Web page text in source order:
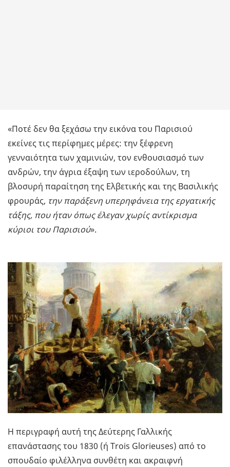
«Ποτέ δεν θα ξεχάσω την εικόνα του Παρισιού
εκείνες τις περίφημες μέρες: την ξέφρενη
γενναιότητα των χαμινιών, τον ενθουσιασμό των
ανδρών, την άγρια έξαψη των ιεροδούλων, τη
βλοσυρή παραίτηση της Ελβετικής και της Βασιλικής
φρουράς, την παράξενη υπερηφάνεια της εργατικής
τάξης, που ήταν όπως έλεγαν χωρίς αντίκρισμα
κύριοι του Παρισιού».
Η περιγραφή αυτή της Δεύτερης Γαλλικής
επανάστασης του 1830 (ή Trois Glorieuses) από το
σπουδαίο φιλέλληνα συνθέτη και ακραιφνή